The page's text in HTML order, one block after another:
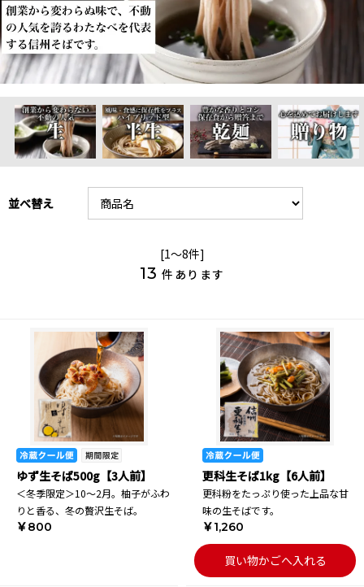
並べ替え
[1～8件]
13 件あります
ゆず生そば500g【3人前】
＜冬季限定＞10～2月。柚子がふわ
りと香る、冬の贅沢生そば。
￥800
更科生そば1kg【6人前】
更科粉をたっぷり使った上品な甘
味の生そばです。
￥1,260
買い物かごへ入れる